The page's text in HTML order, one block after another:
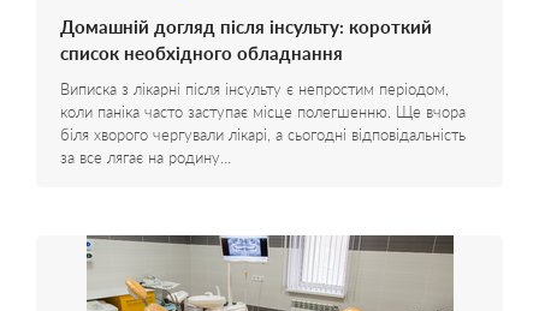
Домашній догляд після інсульту: короткий
список необхідного обладнання
Виписка з лікарні після інсульту є непростим періодом,
коли паніка часто заступає місце полегшенню. Ще вчора
біля хворого чергували лікарі, а сьогодні відповідальність
за все лягає на родину…